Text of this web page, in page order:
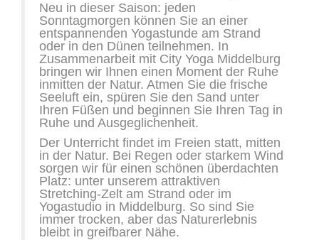
Neu in dieser Saison: jeden
Sonntagmorgen können Sie an einer
entspannenden Yogastunde am Strand
oder in den Dünen teilnehmen. In
Zusammenarbeit mit City Yoga Middelburg
bringen wir Ihnen einen Moment der Ruhe
inmitten der Natur. Atmen Sie die frische
Seeluft ein, spüren Sie den Sand unter
Ihren Füßen und beginnen Sie Ihren Tag in
Ruhe und Ausgeglichenheit.
Der Unterricht findet im Freien statt, mitten
in der Natur. Bei Regen oder starkem Wind
sorgen wir für einen schönen überdachten
Platz: unter unserem attraktiven
Stretching-Zelt am Strand oder im
Yogastudio in Middelburg. So sind Sie
immer trocken, aber das Naturerlebnis
bleibt in greifbarer Nähe.